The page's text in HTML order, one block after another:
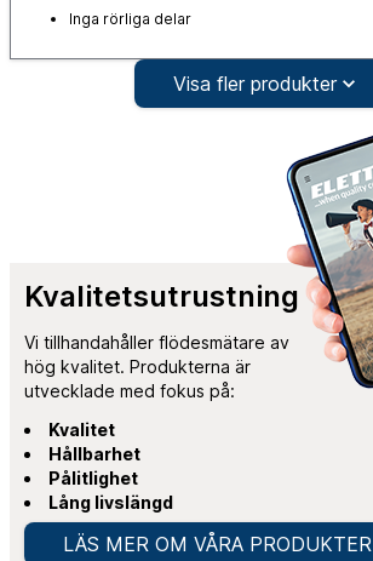
Inga rörliga delar
Visa fler produkter
Kvalitetsutrustning
Vi tillhandahåller flödesmätare av
hög kvalitet. Produkterna är
utvecklade med fokus på:
Kvalitet
Hållbarhet
Pålitlighet
Lång livslängd
LÄS MER OM VÅRA PRODUKTER